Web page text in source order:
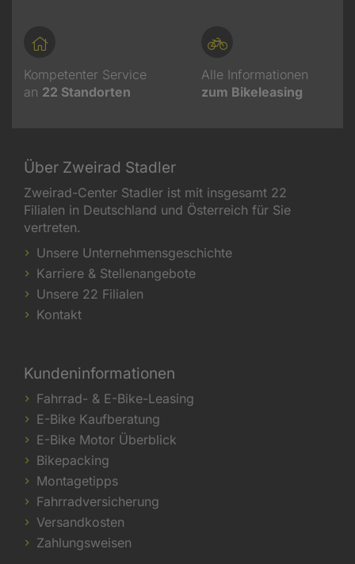
Kompetenter Service
an 22 Standorten
Alle Informationen
zum Bikeleasing
Über Zweirad Stadler
Zweirad-Center Stadler ist mit insgesamt 22
Filialen in Deutschland und Österreich für Sie
vertreten.
Unsere Unternehmensgeschichte
Karriere & Stellenangebote
Unsere 22 Filialen
Kontakt
Kundeninformationen
Fahrrad- & E-Bike-Leasing
E-Bike Kaufberatung
E-Bike Motor Überblick
Bikepacking
Montagetipps
Fahrradversicherung
Versandkosten
Zahlungsweisen